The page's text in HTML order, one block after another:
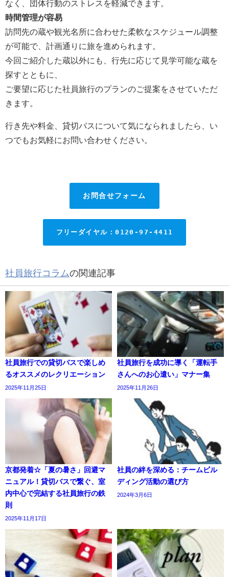
なく、団体行動のストレスを軽減できます。
時間管理が容易
訪問先の蔵や観光名所に合わせた柔軟なスケジュール調整
が可能で、計画通りに旅を進められます。
今回ご紹介した蔵以外にも、行先に応じて見学可能な蔵を
探すとともに、
ご要望に応じた社員旅行のプランのご提案をさせていただ
きます。
行き先や料金、貸切バスについて気になられましたら、い
つでもお気軽にお問い合わせください。
お問合せフォーム
フリーダイヤル：0120-97-4411
社員旅行コラムの関連記事
社員旅行での貸切バスで楽しめ
るオススメのレクリエーション
2025年11月25日
社員旅行を成功に導く「運転手
さんへのお心遣い」マナー集
2025年11月26日
京都発着☆「夏の暑さ」回避マ
ニュアル！貸切バスで繋ぐ、室
内中心で完結する社員旅行の鉄
則
2025年11月17日
社員の絆を深める：チームビル
ディング活動の選び方
2024年3月6日